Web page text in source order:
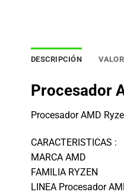
DESCRIPCIÓN
Procesador
Procesador AMD
CARACTERISTICAS :
MARCA AMD
FAMILIA RYZEN
LINEA Procesador